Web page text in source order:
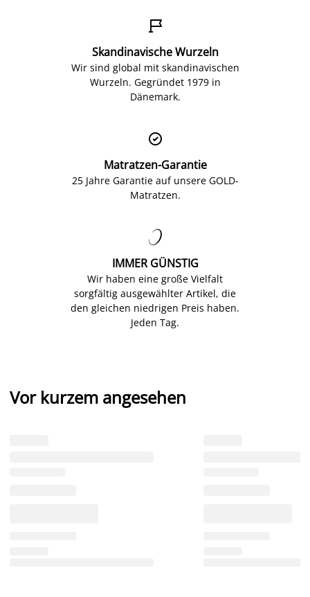

Skandinavische Wurzeln
Wir sind global mit skandinavischen
Wurzeln. Gegründet 1979 in
Dänemark.

Matratzen-Garantie
25 Jahre Garantie auf unsere GOLD-
Matratzen.

IMMER GÜNSTIG
Wir haben eine große Vielfalt
sorgfältig ausgewählter Artikel, die
den gleichen niedrigen Preis haben.
Jeden Tag.
Vor kurzem angesehen